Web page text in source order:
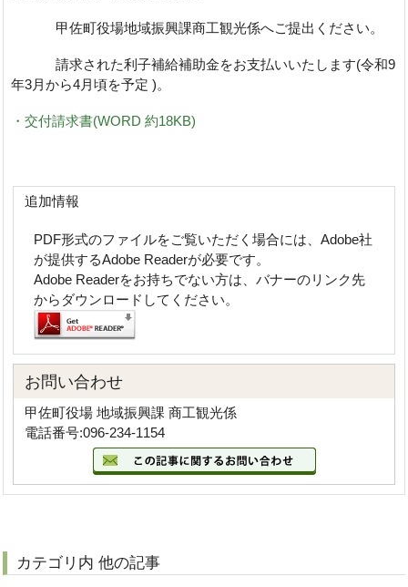
甲佐町役場地域振興課商工観光係へご提出ください。
請求された利子補給補助金をお支払いいたします(令和9
年3月から4月頃を予定 )。
・交付請求書(WORD 約18KB)
追加情報
PDF形式のファイルをご覧いただく場合には、Adobe社
が提供するAdobe Readerが必要です。
Adobe Readerをお持ちでない方は、バナーのリンク先
からダウンロードしてください。
お問い合わせ
甲佐町役場 地域振興課 商工観光係
電話番号:096-234-1154
カテゴリ内 他の記事